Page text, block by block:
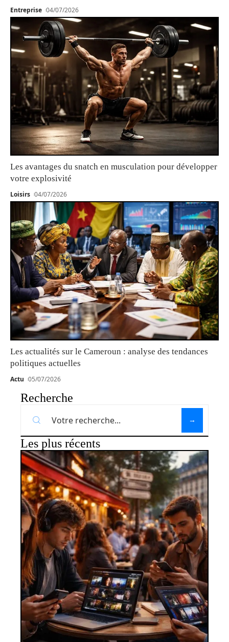
Entreprise 04/07/2026
Les avantages du snatch en musculation pour développer
votre explosivité
Loisirs 04/07/2026
Les actualités sur le Cameroun : analyse des tendances
politiques actuelles
Actu 05/07/2026
Recherche
Les plus récents